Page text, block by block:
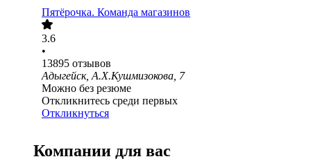
Пятёрочка. Команда магазинов
3.6
•
13895 отзывов
Адыгейск, А.Х.Кушмизокова, 7
Можно без резюме
Откликнитесь среди первых
Откликнуться
Компании для вас